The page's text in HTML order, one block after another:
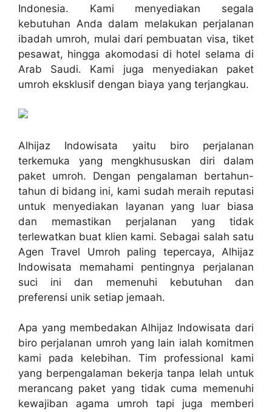
Indonesia. Kami menyediakan segala
kebutuhan Anda dalam melakukan perjalanan
ibadah umroh, mulai dari pembuatan visa, tiket
pesawat, hingga akomodasi di hotel selama di
Arab Saudi. Kami juga menyediakan paket
umroh eksklusif dengan biaya yang terjangkau.
Alhijaz Indowisata yaitu biro perjalanan
terkemuka yang mengkhususkan diri dalam
paket umroh. Dengan pengalaman bertahun-
tahun di bidang ini, kami sudah meraih reputasi
untuk menyediakan layanan yang luar biasa
dan memastikan perjalanan yang tidak
terlewatkan buat klien kami. Sebagai salah satu
Agen Travel Umroh paling tepercaya, Alhijaz
Indowisata memahami pentingnya perjalanan
suci ini dan memenuhi kebutuhan dan
preferensi unik setiap jemaah.
Apa yang membedakan Alhijaz Indowisata dari
biro perjalanan umroh yang lain ialah komitmen
kami pada kelebihan. Tim professional kami
yang berpengalaman bekerja tanpa lelah untuk
merancang paket yang tidak cuma memenuhi
kewajiban agama umroh tapi juga memberi